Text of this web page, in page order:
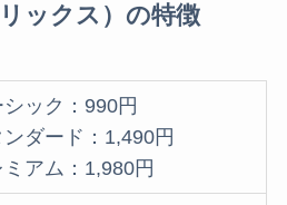
ックス）の特徴
ック：990円
ンダード：1,490円
ミアム：1,980円